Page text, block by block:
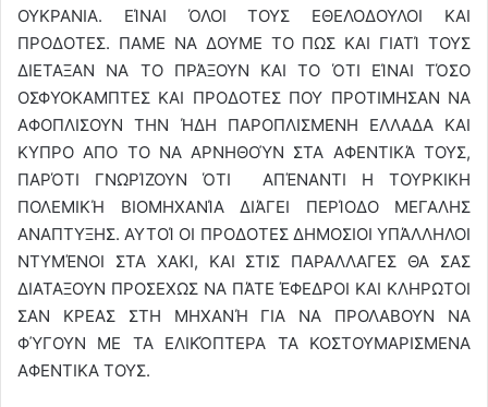
ΟΥΚΡΑΝΙΑ. ΕΊΝΑΙ ΌΛΟΙ ΤΟΥΣ ΕΘΕΛΟΔΟΥΛΟΙ ΚΑΙ
ΠΡΟΔΟΤΕΣ. ΠΑΜΕ ΝΑ ΔΟΥΜΕ ΤΟ ΠΩΣ ΚΑΙ ΓΙΑΤΊ ΤΟΥΣ
ΔΙΕΤΑΞΑΝ ΝΑ ΤΟ ΠΡΆΞΟΥΝ ΚΑΙ ΤΟ ΌΤΙ ΕΊΝΑΙ ΤΌΣΟ
ΟΣΦΥΟΚΑΜΠΤΕΣ ΚΑΙ ΠΡΟΔΟΤΕΣ ΠΟΥ ΠΡΟΤΙΜΗΣΑΝ ΝΑ
ΑΦΟΠΛΙΣΟΥΝ ΤΗΝ ΉΔΗ ΠΑΡΟΠΛΙΣΜΕΝΗ ΕΛΛΑΔΑ ΚΑΙ
ΚΥΠΡΟ ΑΠΟ ΤΟ ΝΑ ΑΡΝΗΘΟΎΝ ΣΤΑ ΑΦΕΝΤΙΚΆ ΤΟΥΣ,
ΠΑΡΌΤΙ ΓΝΩΡΊΖΟΥΝ ΌΤΙ ΑΠΈΝΑΝΤΙ Η ΤΟΥΡΚΙΚΗ
ΠΟΛΕΜΙΚΉ ΒΙΟΜΗΧΑΝΊΑ ΔΙΆΓΕΙ ΠΕΡΊΟΔΟ ΜΕΓΑΛΗΣ
ΑΝΑΠΤΥΞΗΣ. ΑΥΤΟΊ ΟΙ ΠΡΟΔΟΤΕΣ ΔΗΜΟΣΙΟΙ ΥΠΆΛΛΗΛΟΙ
ΝΤΥΜΈΝΟΙ ΣΤΑ ΧΑΚΙ, ΚΑΙ ΣΤΙΣ ΠΑΡΑΛΛΑΓΕΣ ΘΑ ΣΑΣ
ΔΙΑΤΑΞΟΥΝ ΠΡΟΣΕΧΩΣ ΝΑ ΠΆΤΕ ΈΦΕΔΡΟΙ ΚΑΙ ΚΛΗΡΩΤΟΙ
ΣΑΝ ΚΡΕΑΣ ΣΤΗ ΜΗΧΑΝΉ ΓΙΑ ΝΑ ΠΡΟΛΑΒΟΥΝ ΝΑ
ΦΎΓΟΥΝ ΜΕ ΤΑ ΕΛΙΚΌΠΤΕΡΑ ΤΑ ΚΟΣΤΟΥΜΑΡΙΣΜΕΝΑ
ΑΦΕΝΤΙΚΑ ΤΟΥΣ.